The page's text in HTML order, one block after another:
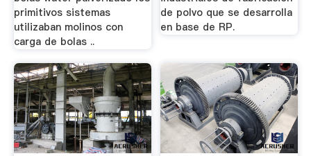
primitivos sistemas
utilizaban molinos con
carga de bolas ..
de polvo que se desarrolla
en base de RP.